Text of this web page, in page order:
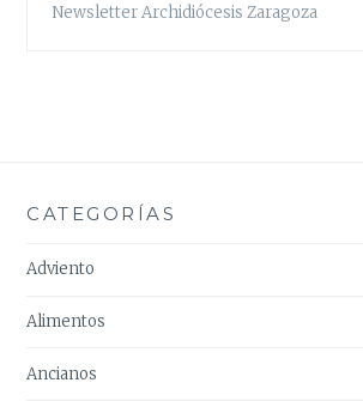
Newsletter Archidiócesis Zaragoza
CATEGORÍAS
Adviento
Alimentos
Ancianos